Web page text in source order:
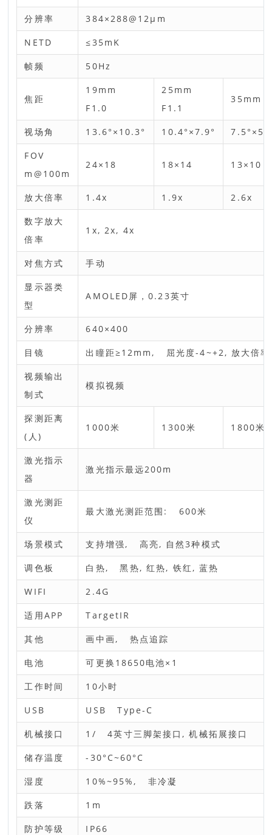
分辨率 384×288@12μm
NETD ≤35mK
帧频 50Hz
焦距
19mm
F1.0
25mm
F1.1
35mm
视场角 13.6°×10.3° 10.4°×7.9°
FOV
m@100m
24×18 18×14 13×10
放大倍率 1.4x 1.9x 2.6x
数字放大
倍率
1x, 2x, 4x
对焦方式 手动
显示器类
型
AMOLED屏，0.23英寸
分辨率 640×400
目镜 出瞳距≥12mm, 屈光度-4~+2, 放大倍
视频输出
制式
模拟视频
探测距离
(人)
1000米 1300米 1800米
激光指示
器
激光指示最远200m
激光测距
仪
最大激光测距范围: 600米
场景模式 支持增强, 高亮, 自然3种模式
调色板 白热, 黑热, 红热, 铁红, 蓝热
WIFI 2.4G
适用APP TargetIR
其他 画中画, 热点追踪
电池 可更换18650电池×1
工作时间 10小时
USB USB Type-C
机械接口 1/ 4英寸三脚架接口, 机械拓展接口
储存温度 -30°C~60°C
湿度 10%~95%, 非冷凝
跌落 1m
防护等级 IP66